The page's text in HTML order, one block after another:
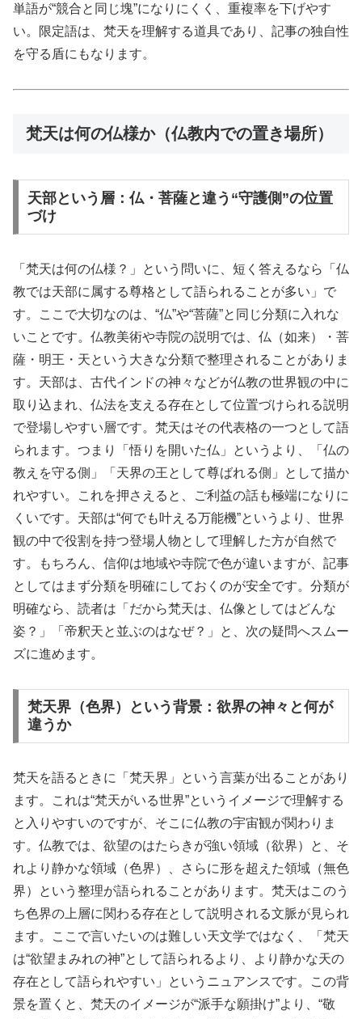
単語が“競合と同じ塊”になりにくく、重複率を下げやす
い。限定語は、梵天を理解する道具であり、記事の独自性
を守る盾にもなります。
梵天は何の仏様か（仏教内での置き場所）
天部という層：仏・菩薩と違う“守護側”の位置
づけ
「梵天は何の仏様？」という問いに、短く答えるなら「仏
教では天部に属する尊格として語られることが多い」で
す。ここで大切なのは、“仏”や“菩薩”と同じ分類に入れな
いことです。仏教美術や寺院の説明では、仏（如来）・菩
薩・明王・天という大きな分類で整理されることがありま
す。天部は、古代インドの神々などが仏教の世界観の中に
取り込まれ、仏法を支える存在として位置づけられる説明
で登場しやすい層です。梵天はその代表格の一つとして語
られます。つまり「悟りを開いた仏」というより、「仏の
教えを守る側」「天界の王として尊ばれる側」として描か
れやすい。これを押さえると、ご利益の話も極端になりに
くいです。天部は“何でも叶える万能機”というより、世界
観の中で役割を持つ登場人物として理解した方が自然で
す。もちろん、信仰は地域や寺院で色が違いますが、記事
としてはまず分類を明確にしておくのが安全です。分類が
明確なら、読者は「だから梵天は、仏像としてはどんな
姿？」「帝釈天と並ぶのはなぜ？」と、次の疑問へスムー
ズに進めます。
梵天界（色界）という背景：欲界の神々と何が
違うか
梵天を語るときに「梵天界」という言葉が出ることがあり
ます。これは“梵天がいる世界”というイメージで理解する
と入りやすいのですが、そこに仏教の宇宙観が関わりま
す。仏教では、欲望のはたらきが強い領域（欲界）と、そ
れより静かな領域（色界）、さらに形を超えた領域（無色
界）という整理が語られることがあります。梵天はこのう
ち色界の上層に関わる存在として説明される文脈が見られ
ます。ここで言いたいのは難しい天文学ではなく、「梵天
は“欲望まみれの神”として語られるより、より静かな天の
存在として語られやすい」というニュアンスです。この背
景を置くと、梵天のイメージが“派手な願掛け”より、“敬